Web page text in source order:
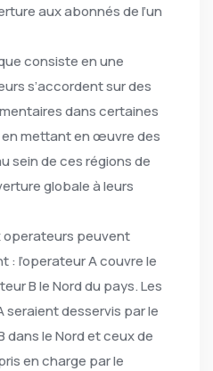
aux abonnés de l’un
consiste en une
s’accordent sur des
dans certaines
mettant en œuvre des
sein de ces régions de
globale à leurs
operateurs peuvent
: l’operateur A couvre le
B le Nord du pays. Les
seraient desservis par le
dans le Nord et ceux de
en charge par le